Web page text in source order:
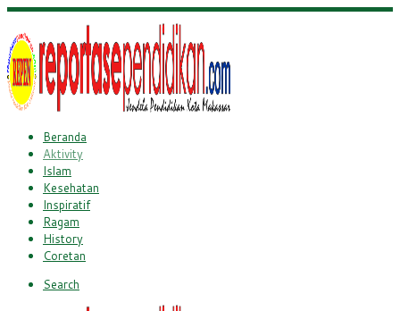
Beranda
Aktivity
Islam
Kesehatan
Inspiratif
Ragam
History
Coretan
Search